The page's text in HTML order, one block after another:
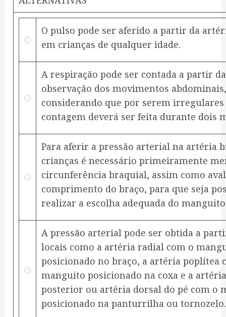
O pulso pode ser aferido a partir da
em crianças de qualquer idade.
A respiração pode ser contada a partir da
observação dos movimentos abdominais,
considerando que por serem irregulares
contagem deverá ser feita durante dois
Para aferir a pressão arterial na artéria
crianças é necessário primeiramente
circunferência braquial, assim como
comprimento do braço, para que seja
realizar a escolha adequada do
A pressão arterial pode ser obtida a
locais como a artéria radial com o
posicionado no braço, a artéria poplítea
manguito posicionado na coxa e a
posterior ou artéria dorsal do pé com o
posicionado na panturrilha ou tornozelo.